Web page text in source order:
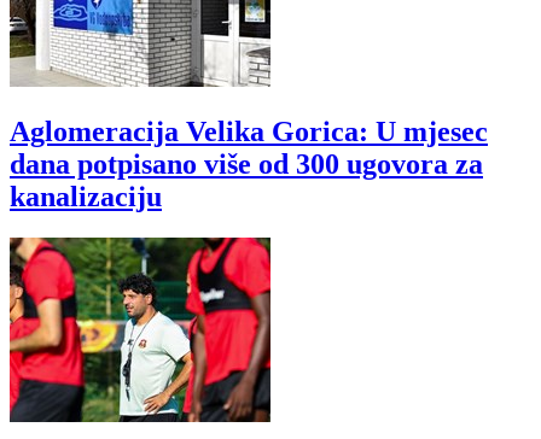
Aglomeracija Velika Gorica: U mjesec
dana potpisano više od 300 ugovora za
kanalizaciju